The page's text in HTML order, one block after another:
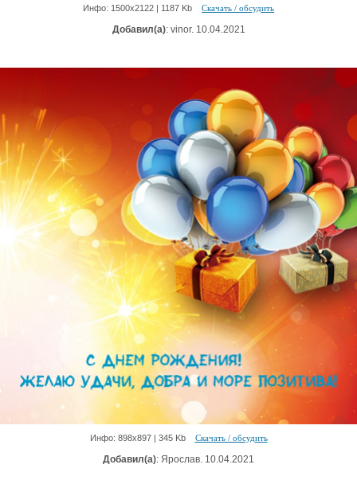
Инфо: 1500х2122 | 1187 Kb Скачать / обсудить
Добавил(а): vinor. 10.04.2021
Инфо: 898х897 | 345 Kb Скачать / обсудить
Добавил(а): Ярослав. 10.04.2021